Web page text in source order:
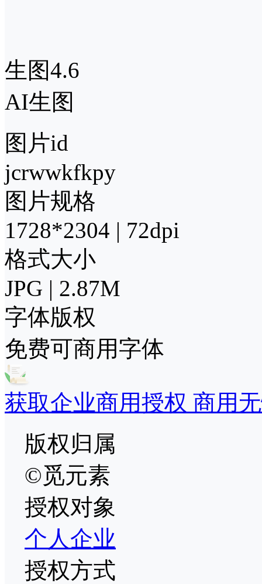
生图4.6
AI生图
图片id
jcrwwkfkpy
图片规格
1728*2304 | 72dpi
格式大小
JPG | 2.87M
字体版权
免费可商用字体
获取企业商用授权 商用
版权归属
©觅元素
授权对象
个人企业
授权方式